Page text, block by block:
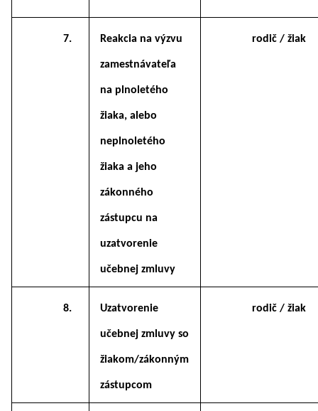
7. Reakcia na výzvu
zamestnávateľa
na plnoletého
žiaka, alebo
neplnoletého
žiaka a jeho
zákonného
zástupcu na
uzatvorenie
učebnej zmluvy
rodič / žiak
8. Uzatvorenie
učebnej zmluvy so
žiakom/zákonným
zástupcom
rodič / žiak